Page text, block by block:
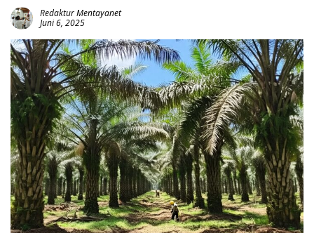
Redaktur Mentayanet
Juni 6, 2025